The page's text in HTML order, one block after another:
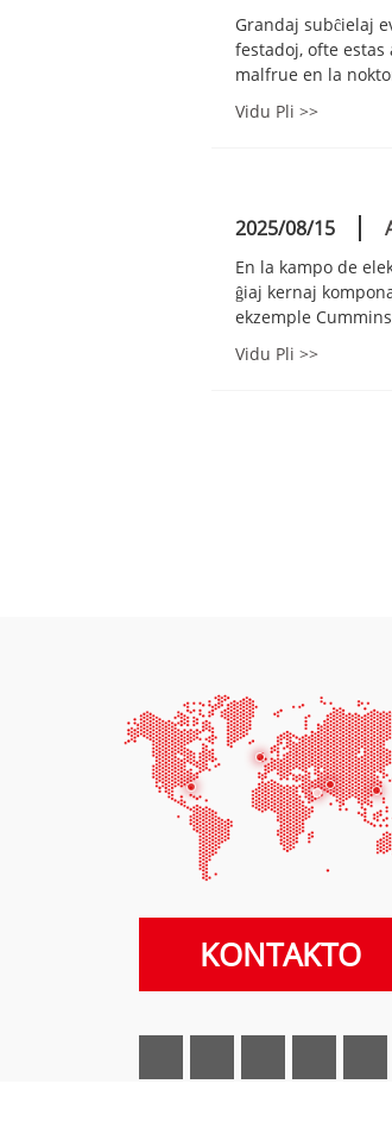
Grandaj subĉielaj
festadoj, ofte
malfrue en la
Vidu Pli >>
2025/08/15
En la kampo de
ĝiaj kernaj
ekzemple
Vidu Pli >>
KONTAKTO